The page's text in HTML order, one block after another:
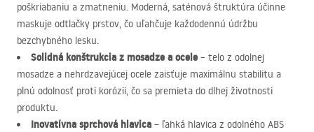
poškriabaniu a zmatneniu. Moderná, saténová štruktúra účinne
maskuje odtlačky prstov, čo uľahčuje každodennú údržbu
bezchybného lesku.
Solidná konštrukcia z mosadze a ocele – telo z odolnej
mosadze a nehrdzavejúcej ocele zaisťuje maximálnu stabilitu a
plnú odolnosť proti korózii, čo sa premieta do dlhej životnosti
produktu.
Inovatívna sprchová hlavica – ľahká hlavica z odolného ABS